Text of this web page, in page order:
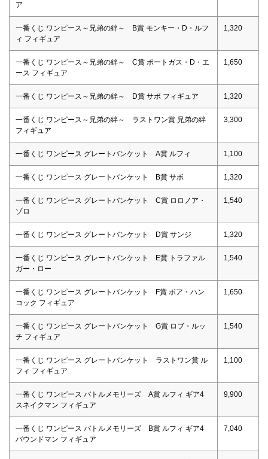
ア
一番くじ ワンピース～兄弟の絆～ B賞 モンキー・D・ルフ
ィ フィギュア
1,320
一番くじ ワンピース～兄弟の絆～ C賞 ポートガス・D・エ
ース フィギュア
1,650
一番くじ ワンピース～兄弟の絆～ D賞 サボ フィギュア 1,320
一番くじ ワンピース～兄弟の絆～ ラストワン賞 兄弟の絆
フィギュア
3,300
一番くじ ワンピース グレートバンケット A賞 ルフィ 1,100
一番くじ ワンピース グレートバンケット B賞 サボ 1,320
一番くじ ワンピース グレートバンケット C賞 ロロノア・
ゾロ
1,540
一番くじ ワンピース グレートバンケット D賞 サンジ 1,320
一番くじ ワンピース グレートバンケット E賞 トラファル
ガー・ロー
1,540
一番くじ ワンピース グレートバンケット F賞 ボア・ハン
コック フィギュア
1,650
一番くじ ワンピース グレートバンケット G賞 ロブ・ルッ
チ フィギュア
1,540
一番くじ ワンピース グレートバンケット ラストワン賞 ル
フィ フィギュア
1,100
一番くじ ワンピース バトルメモリーズ A賞 ルフィ ギア4
スネイクマン フィギュア
9,900
一番くじ ワンピース バトルメモリーズ B賞 ルフィ ギア4
バウンドマン フィギュア
7,040